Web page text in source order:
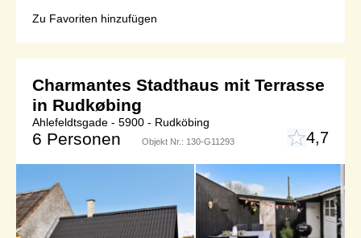
Zu Favoriten hinzufügen
Charmantes Stadthaus mit Terrasse
in Rudkøbing
Ahlefeldtsgade - 5900 - Rudköbing
6 Personen Objekt Nr.: 130-G11293 4,7